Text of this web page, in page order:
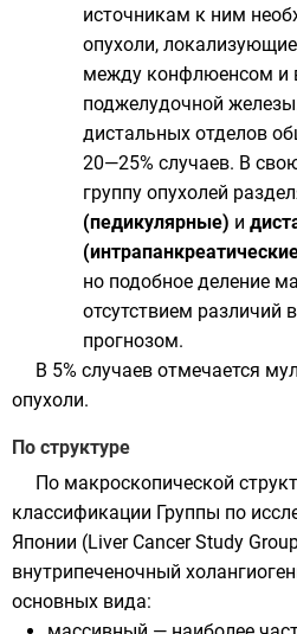
источникам к ним
опухоли,
между конфлюенсом и
поджелудочной
дистальных отделов
20—25% случаев. В
группу опухолей
(педикулярные) и
но подобное деление
отсутствием различий
прогнозом.
В 5% случаев отмечается
опухоли.
По структуре
По макроскопической
классификации Группы по
Японии (Liver Cancer Study
внутрипеченочный
основных вида: